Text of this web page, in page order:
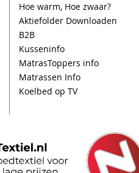
Hoe warm, Hoe zwaar?
Aktiefolder Downloaden
B2B
Kusseninfo
MatrasToppers info
Matrassen Info
Koelbed op TV